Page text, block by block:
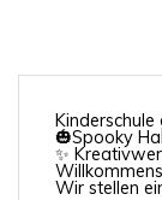
Kinderschule
🎃Spooky
✨
Wir stellen